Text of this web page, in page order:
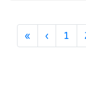
«第一頁
‹上一頁
1